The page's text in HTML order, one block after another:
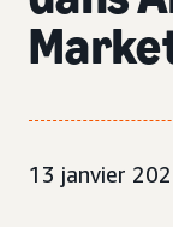
13 janvier